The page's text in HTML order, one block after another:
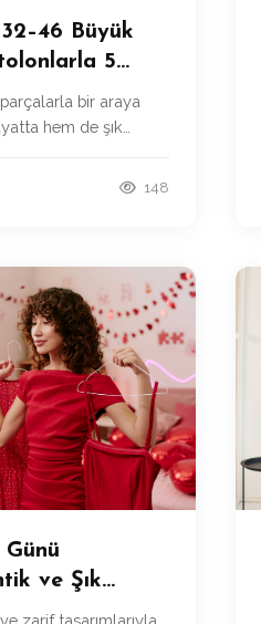
Büyük
5
bir araya
hem de şık
148
ve Şık
zarif tasarımlarıyla